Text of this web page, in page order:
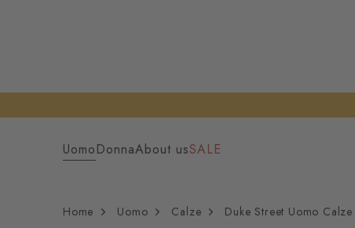
UomoDonnaAbout usSALE
Home Uomo Calze Duke Street Uomo Calze